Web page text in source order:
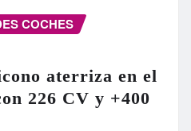
COCHES
aterriza en el
226 CV y +400